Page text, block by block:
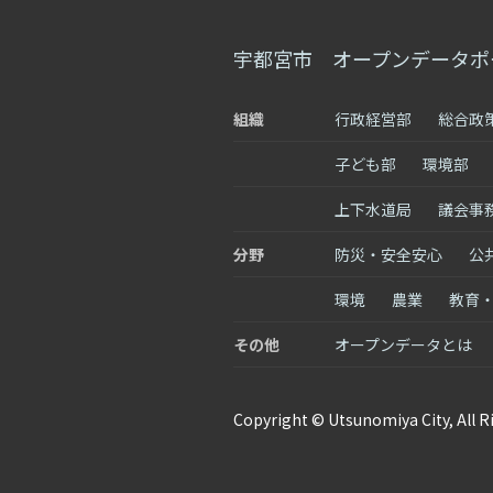
宇都宮市 オープンデータ
組織 行政経営部 総合政
子ども部 環境部
上下水道局 議会事
分野 防災・安全安心 公
環境 農業 教育
その他 オープンデータとは
Copyright © Utsunomiya City, All